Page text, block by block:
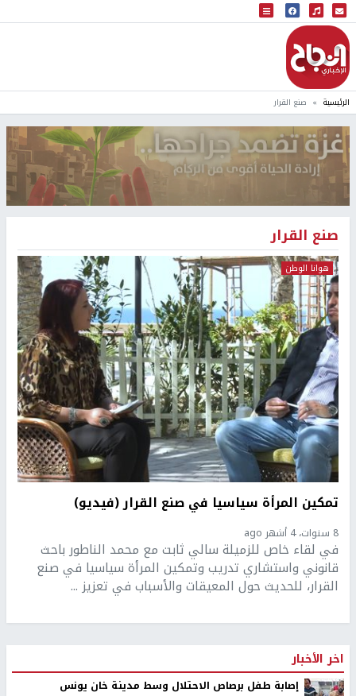
البث المباشر
إذاعة النجاح
الرئيسية صنع القرار
صنع القرار
هوانا الوطن
تمكين المرأة سياسيا في صنع القرار (فيديو)
8 سنوات، 4 أشهر ago
في لقاء خاص للزميلة سالي ثابت مع محمد الناطور باحث
قانوني واستشاري تدريب وتمكين المرأة سياسيا في صنع
القرار، للحديث حول المعيقات والأسباب في تعزيز ...
اخر الأخبار
إصابة طفل برصاص الاحتلال وسط مدينة خان يونس